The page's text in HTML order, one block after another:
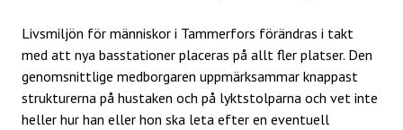
Livsmiljön för människor i Tammerfors förändras i takt
med att nya basstationer placeras på allt fler platser. Den
genomsnittlige medborgaren uppmärksammar knappast
strukturerna på hustaken och på lyktstolparna och vet inte
heller hur han eller hon ska leta efter en eventuell